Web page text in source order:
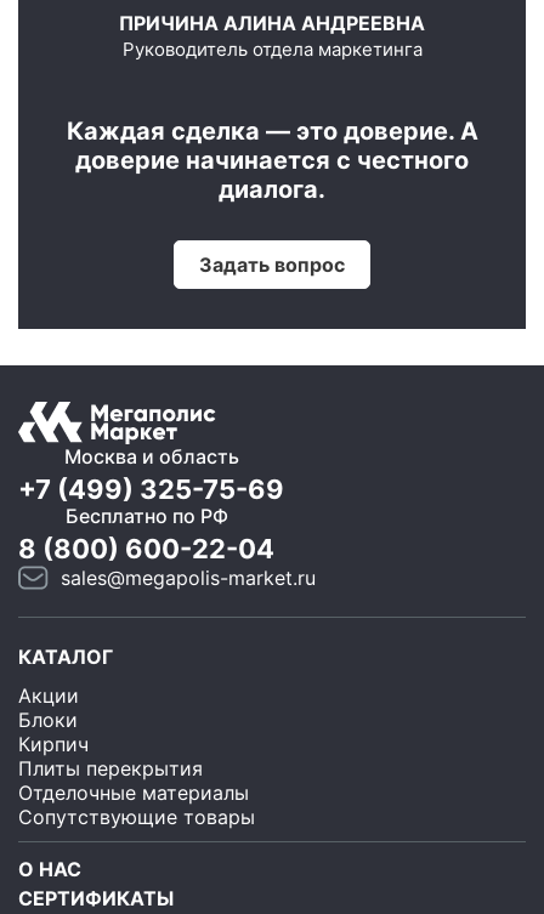
ПРИЧИНА АЛИНА АНДРЕЕВНА
Руководитель отдела маркетинга
Каждая сделка — это доверие. А
доверие начинается с честного
диалога.
Задать вопрос
Москва и область
+7 (499) 325-75-69
Бесплатно по РФ
8 (800) 600-22-04
sales@megapolis-market.ru
КАТАЛОГ
Акции
Блоки
Кирпич
Плиты перекрытия
Отделочные материалы
Сопутствующие товары
О НАС
СЕРТИФИКАТЫ